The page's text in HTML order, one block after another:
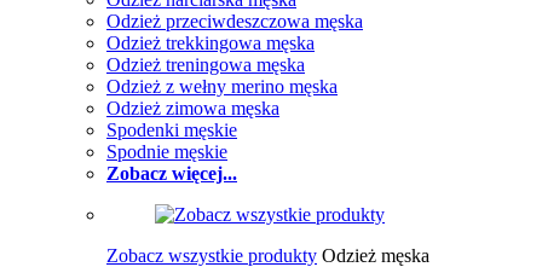
Odzież przeciwdeszczowa męska
Odzież trekkingowa męska
Odzież treningowa męska
Odzież z wełny merino męska
Odzież zimowa męska
Spodenki męskie
Spodnie męskie
Zobacz więcej...
Zobacz wszystkie produkty Odzież męska